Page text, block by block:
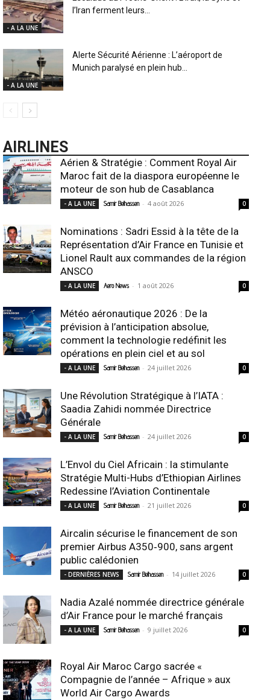
- A LA UNE
l’Iran ferment leurs...
- A LA UNE
Alerte Sécurité Aérienne : L’aéroport de
Munich paralysé en plein hub...
AIRLINES
Aérien & Stratégie : Comment Royal Air
Maroc fait de la diaspora européenne le
moteur de son hub de Casablanca
- A LA UNE Samir Belhassen - 4 août 2026 0
Nominations : Sadri Essid à la tête de la
Représentation d’Air France en Tunisie et
Lionel Rault aux commandes de la région
ANSCO
- A LA UNE Aero News - 1 août 2026 0
Météo aéronautique 2026 : De la
prévision à l’anticipation absolue,
comment la technologie redéfinit les
opérations en plein ciel et au sol
- A LA UNE Samir Belhassen - 24 juillet 2026 0
Une Révolution Stratégique à l’IATA :
Saadia Zahidi nommée Directrice
Générale
- A LA UNE Samir Belhassen - 24 juillet 2026 0
L’Envol du Ciel Africain : la stimulante
Stratégie Multi-Hubs d’Ethiopian Airlines
Redessine l’Aviation Continentale
- A LA UNE Samir Belhassen - 21 juillet 2026 0
Aircalin sécurise le financement de son
premier Airbus A350‑900, sans argent
public calédonien
- DERNIÈRES NEWS Samir Belhassen - 14 juillet 2026 0
Nadia Azalé nommée directrice générale
d’Air France pour le marché français
- A LA UNE Samir Belhassen - 9 juillet 2026 0
Royal Air Maroc Cargo sacrée «
Compagnie de l’année – Afrique » aux
World Air Cargo Awards